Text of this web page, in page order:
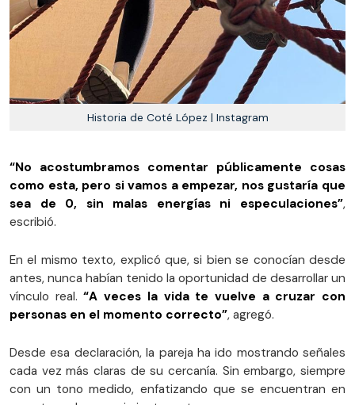
Historia de Coté López | Instagram
“No acostumbramos comentar públicamente cosas
como esta, pero si vamos a empezar, nos gustaría que
sea de 0, sin malas energías ni especulaciones”,
escribió.
En el mismo texto, explicó que, si bien se conocían desde
antes, nunca habían tenido la oportunidad de desarrollar un
vínculo real. “A veces la vida te vuelve a cruzar con
personas en el momento correcto”, agregó.
Desde esa declaración, la pareja ha ido mostrando señales
cada vez más claras de su cercanía. Sin embargo, siempre
con un tono medido, enfatizando que se encuentran en